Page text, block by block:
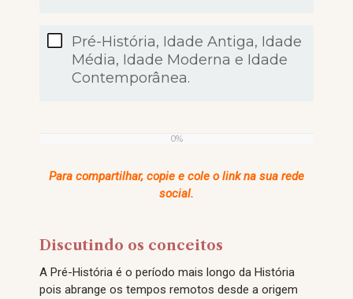
Pré-História, Idade Antiga, Idade
Média, Idade Moderna e Idade
Contemporânea.
0%
Para compartilhar, copie e cole o link na sua rede
social.
Discutindo os conceitos
A Pré-História é o período mais longo da História
pois abrange os tempos remotos desde a origem